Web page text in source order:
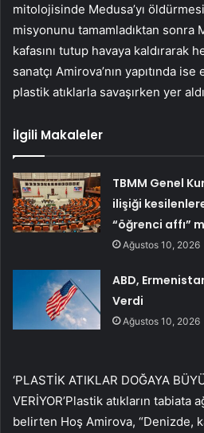
mitolojisinde Medusa’yı
misyonunu tamamladıktan sonra
kafasını tutup havaya kaldırarak
sanatçı Amirova’nın yapıtında ise
plastik atıklarla savaşırken yer
İlgili Makaleler
TBMM Genel
ilişiği
“öğrenci affı”
Ağustos 10, 2026
ABD,
Verdi
Ağustos 10, 2026
‘PLASTİK ATIKLAR DOĞAYA
VERİYOR’Plastik atıkların tabiata
belirten Hoş Amirova, “Denizde,